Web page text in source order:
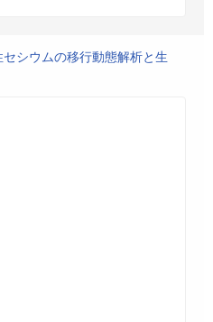
シウムの移行動態解析と生